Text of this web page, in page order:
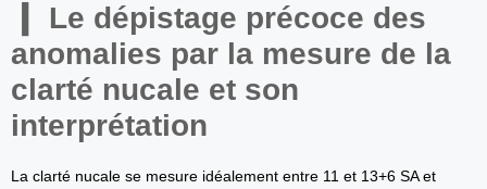
Le dépistage précoce des
anomalies par la mesure de la
clarté nucale et son
interprétation
La clarté nucale se mesure idéalement entre 11 et 13+6 SA et